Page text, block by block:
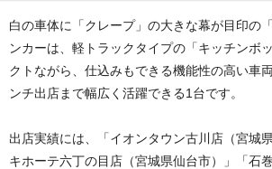
白の車体に「クレープ」の大きな幕が目印の
ンカーは、軽トラックタイプの「キッチンボ
クトながら、仕込みもできる機能性の高い車
ンチ出店まで幅広く活躍できる1台です。
出店実績には、「イオンタウン古川店（宮城
キホーテ六丁の目店（宮城県仙台市）」「石